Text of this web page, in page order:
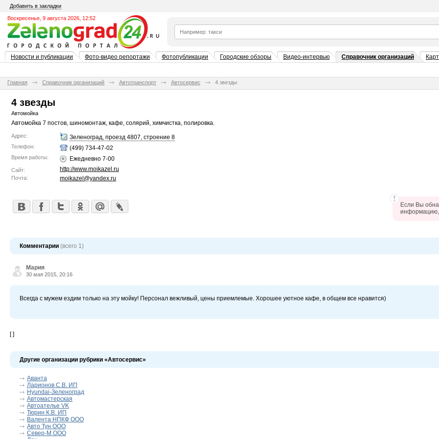
Добавить в закладки
Воскресенье, 9 августа 2026, 12:52
Новости и публикации Фото-видео репортажи Фотопубликации Городские обзоры Видео-интервью Справочник организаций
Главная Справочник организаций Автотранспорт Автосервис 4 звезды
4 звезды
Автомойка
Автомойка 7 постов, шиномонтаж, кафе, солярий, химчистка, полировка.
Адрес: Зеленоград, проезд 4807, строение 8
Телефон: (499) 734-47-02
Время работы: Ежедневно 7-00
Сайт: http://www.moikazel.ru
Почта: moikazel@yandex.ru
Если Вы
Комментарии (всего 1)
Мария
30 мая 2015, 20:16
Всегда с мужем ездим только на эту мойку! Персонал вежливый, цены приемлемые. Хорошее уютное кафе, в общем все нравится)
[ ]
Другие организации рубрики «Автосервис»
Аванта
Ларионов С.В. ИП
Hyundai-Зеленоград
Автомастерская
Автоателье VK
Тюрин К.В. ИП
Валента НПКФ ООО
Авто Тун ООО
Север-М ООО